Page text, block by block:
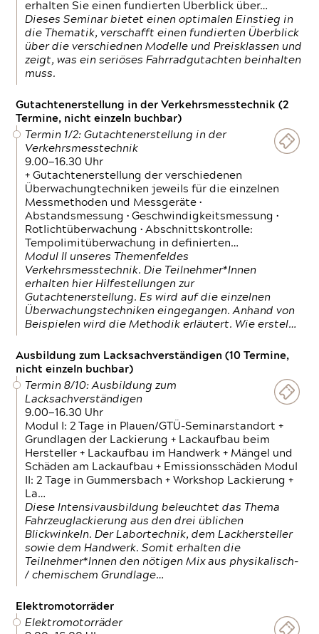
erhalten Sie einen fundierten Überblick über…
Dieses Seminar bietet einen optimalen Einstieg in
die Thematik, verschafft einen fundierten Überblick
über die verschiednen Modelle und Preisklassen und
zeigt, was ein seriöses Fahrradgutachten beinhalten
muss.
Gutachtenerstellung in der Verkehrsmesstechnik (2
Termine, nicht einzeln buchbar)
Termin 1/2: Gutachtenerstellung in der
Verkehrsmesstechnik
9.00—16.30 Uhr
+ Gutachtenerstellung der verschiedenen
Überwachungtechniken jeweils für die einzelnen
Messmethoden und Messgeräte •
Abstandsmessung • Geschwindigkeitsmessung •
Rotlichtüberwachung • Abschnittskontrolle:
Tempolimitüberwachung in definierten…
Modul II unseres Themenfeldes
Verkehrsmesstechnik. Die Teilnehmer*Innen
erhalten hier Hilfestellungen zur
Gutachtenerstellung. Es wird auf die einzelnen
Überwachungstechniken eingegangen. Anhand von
Beispielen wird die Methodik erläutert. Wie erstel…
Ausbildung zum Lacksachverständigen (10 Termine,
nicht einzeln buchbar)
Termin 8/10: Ausbildung zum
Lacksachverständigen
9.00—16.30 Uhr
Modul I: 2 Tage in Plauen/GTÜ-Seminarstandort +
Grundlagen der Lackierung + Lackaufbau beim
Hersteller + Lackaufbau im Handwerk + Mängel und
Schäden am Lackaufbau + Emissionsschäden Modul
II: 2 Tage in Gummersbach + Workshop Lackierung +
La…
Diese Intensivausbildung beleuchtet das Thema
Fahrzeuglackierung aus den drei üblichen
Blickwinkeln. Der Labortechnik, dem Lackhersteller
sowie dem Handwerk. Somit erhalten die
Teilnehmer*Innen den nötigen Mix aus physikalisch-
/ chemischem Grundlage…
Elektromotorräder
Elektromotorräder